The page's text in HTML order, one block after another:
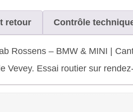
retour Contrôle
Rossens – BMW & MINI |
Vevey. Essai routier sur